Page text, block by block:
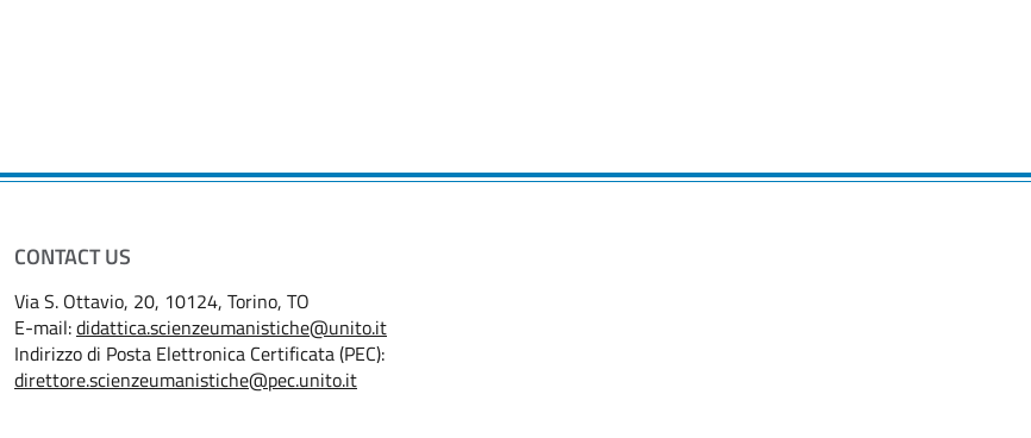
CONTACT US
Via S. Ottavio, 20, 10124, Torino, TO
E-mail:didattica.scienzeumanistiche@unito.it
Indirizzo di Posta Elettronica Certificata (PEC):
direttore.scienzeumanistiche@pec.unito.it